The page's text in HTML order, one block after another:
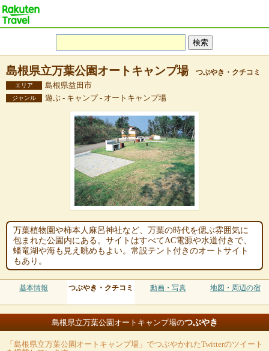
島根県立万葉公園オートキャンプ場 つぶやき・クチコミ
エリア 島根県益田市
ジャンル 遊ぶ - キャンプ - オートキャンプ場
万葉植物園や柿本人麻呂神社など、万葉の時代を偲ぶ雰囲気に
包まれた公園内にある。サイトはすべてAC電源や水道付きで、
蟠竜湖や海も見え眺めもよい。常設テント付きのオートサイト
もあり。
基本情報 つぶやき・クチコミ 動画・写真 地図・周辺の宿
島根県立万葉公園オートキャンプ場のつぶやき
「島根県立万葉公園オートキャンプ場」でつぶやかれたTwitterのツイート